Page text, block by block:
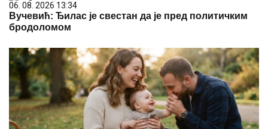
06. 08. 2026 13:34
Вучевић: Ђилас је свестан да је пред политичким
бродоломом